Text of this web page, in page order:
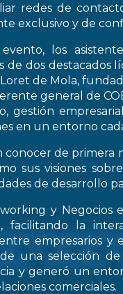
redes de
exclusivo y de
los
de dos destacados
de Mola,
general de
gestión
en un entorno
conocer de primera
sus visiones
de desarrollo
y Negocios
facilitando la
empresarios y
una selección
y generó un
comerciales.